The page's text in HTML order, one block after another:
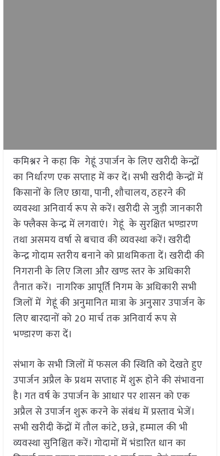
कमिश्नर ने कहा कि गेहूं उपार्जन के लिए खरीदी केन्द्रों
का निर्धारण एक सप्ताह में कर दें। सभी खरीदी केन्द्रों में
किसानों के लिए छाया, पानी, शौचालय, ठहरने की
व्यवस्था अनिवार्य रूप से करें। खरीदी से जुड़ी जानकारी
के फ्लैक्स केन्द्र में लगवाएं। गेहूं के सुरक्षित भण्डारण
तथा असमय वर्षा से बचाव की व्यवस्था करें। खरीदी
केन्द्र गोदाम स्तरीय बनाने को प्राथमिकता दें। खरीदी की
निगरानी के लिए जिला और खण्ड स्तर के अधिकारी
तैनात करें। नागरिक आपूर्ति निगम के अधिकारी सभी
जिलों में गेहूं की अनुमानित मात्रा के अनुसार उपार्जन के
लिए बारदानों को 20 मार्च तक अनिवार्य रूप से
भण्डारण करा दें।
संभाग के सभी जिलों में फसल की स्थिति को देखते हुए
उपार्जन अप्रैल के प्रथम सप्ताह में शुरू होने की संभावना
है। गत वर्ष के उपार्जन के आधार पर शासन को एक
अप्रैल से उपार्जन शुरू करने के संबंध में प्रस्ताव भेजें।
सभी खरीदी केंद्रों में तौल कांटे, छन्ने, हम्माल की भी
व्यवस्था सुनिश्चित करें। गोदामों में भंडारित धान का